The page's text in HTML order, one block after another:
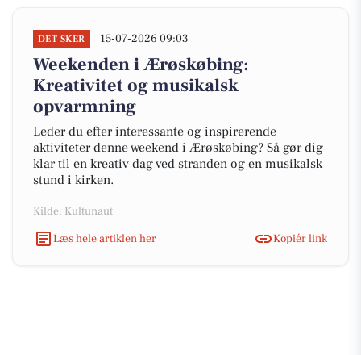
DET SKER 15-07-2026 09:03
Weekenden i Ærøskøbing:
Kreativitet og musikalsk
opvarmning
Leder du efter interessante og inspirerende
aktiviteter denne weekend i Ærøskøbing? Så gør dig
klar til en kreativ dag ved stranden og en musikalsk
stund i kirken.
Kilde: Kultunaut
Læs hele artiklen her
Kopiér link